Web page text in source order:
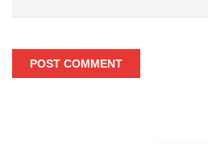
POST COMMENT